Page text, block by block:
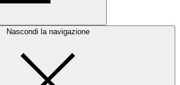
Nascondi la navigazione